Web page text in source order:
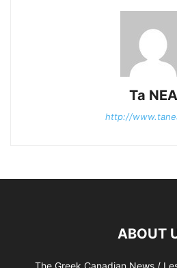
Ta NEA
http://
ABOUT
The Greek Canadian News /